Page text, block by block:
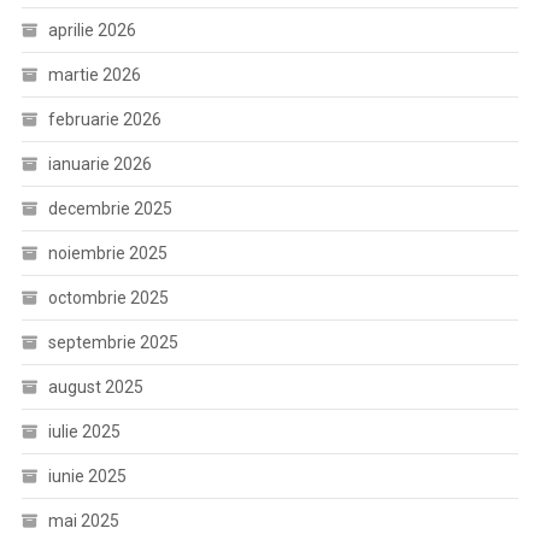
aprilie 2026
martie 2026
februarie 2026
ianuarie 2026
decembrie 2025
noiembrie 2025
octombrie 2025
septembrie 2025
august 2025
iulie 2025
iunie 2025
mai 2025